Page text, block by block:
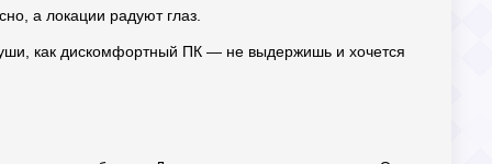
а локации радуют глаз.
как дискомфортный ПК — не выдержишь и хочется